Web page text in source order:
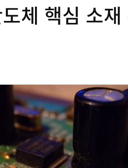
체 핵심 소